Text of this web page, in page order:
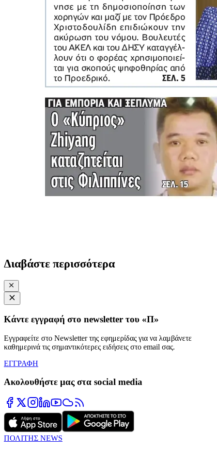
Διαβάστε περισσότερα
Κάντε εγγραφή στο newsletter του «Π»
Εγγραφείτε στο Newsletter της εφημερίδας για να λαμβάνετε
καθημερινά τις σημαντικότερες ειδήσεις στο email σας.
ΕΓΓΡΑΦΗ
Ακολουθήστε μας στα social media
ΠΟΛΙΤΗΣ NEWS